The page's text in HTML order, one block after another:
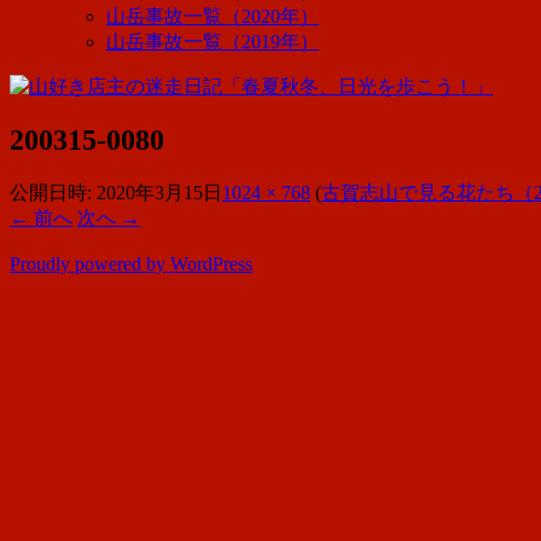
山岳事故一覧（2020年）
山岳事故一覧（2019年）
200315-0080
公開日時: 2020年3月15日 1024 × 768 (古賀志山で見る花たち（
← 前へ 次へ →
Proudly powered by WordPress